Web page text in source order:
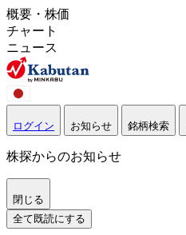
概要・株価
チャート
ニュース
ログイン お知らせ 銘柄検索
株探からのお知らせ
閉じる
全て既読にする